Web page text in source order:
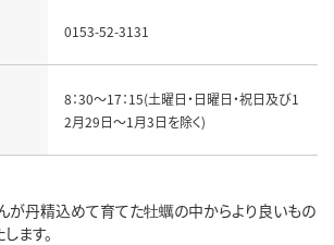
0153-52-3131
8：30～17：15(土曜日・日曜日・祝日及び1
2月29日～1月3日を除く)
が丹精込めて育てた牡蠣の中からより良いもの
ます。